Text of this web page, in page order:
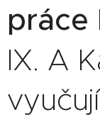
práce
IX. A